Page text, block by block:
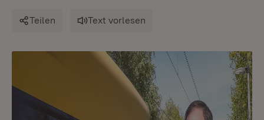
Teilen Text vorlesen